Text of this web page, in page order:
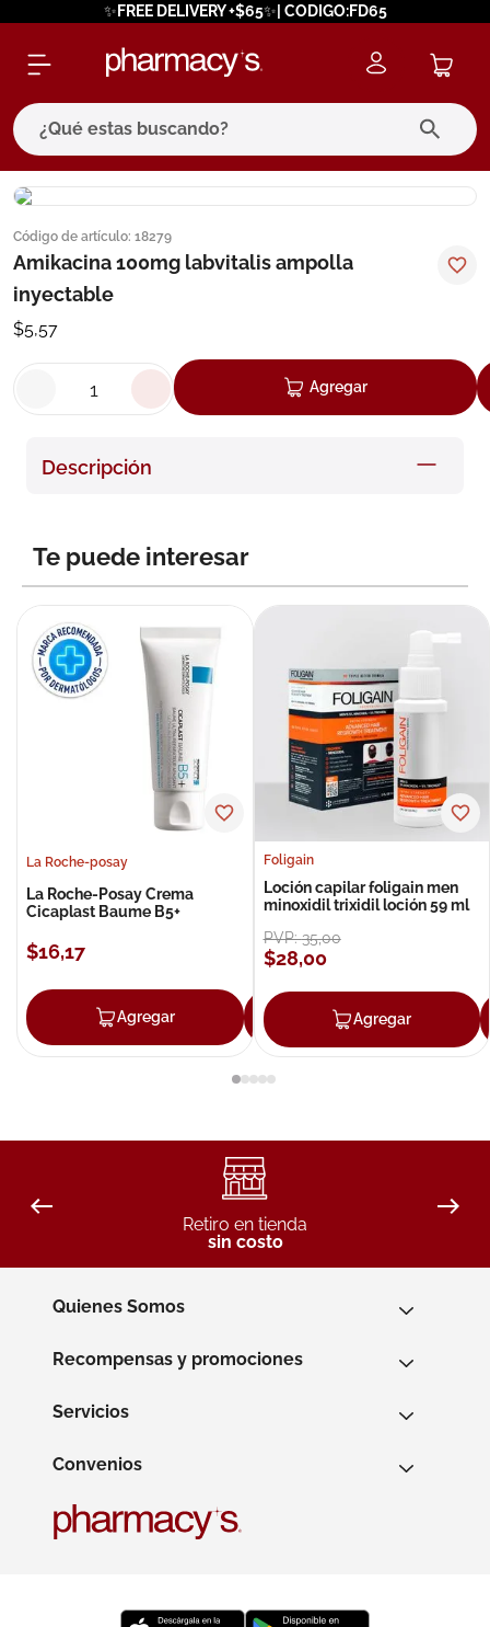
✨FREE DELIVERY +$65✨| CODIGO:FD65
¿Qué estas buscando?
Código de artículo: 18279
Amikacina 100mg labvitalis ampolla
inyectable
$5,57
Agregar
Descripción
Te puede interesar
La Roche-posay
La Roche-Posay Crema
Cicaplast Baume B5+
$16,17
Agregar Agregar
Foligain
Loción capilar foligain men
minoxidil trixidil loción 59 ml
PVP:35,00
$28,00
Agregar
Retiro en tienda
sin costo
Quienes Somos
Recompensas y promociones
Servicios
Convenios
términos más buscados
1. eucerin
cerave
7. isdin
9 pañales
10.nivea